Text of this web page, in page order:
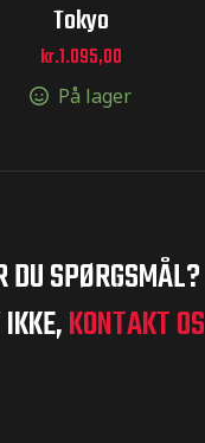
Tokyo
kr.1.095,00
På lager
DU SPØRGSMÅL?
KONTAKT OS